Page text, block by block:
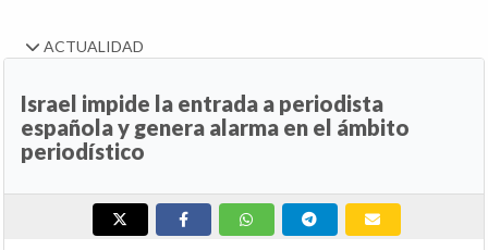
ACTUALIDAD
Israel impide la entrada a periodista
española y genera alarma en el ámbito
periodístico